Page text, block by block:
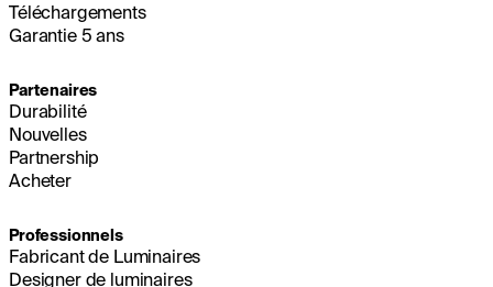
Téléchargements
Garantie 5 ans
Partenaires
Durabilité
Nouvelles
Partnership
Acheter
Professionnels
Fabricant de Luminaires
Designer de luminaires